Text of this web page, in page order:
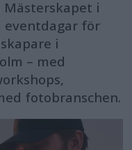
Mästerskapet i
eventdagar för
i
– med
fotobranschen.